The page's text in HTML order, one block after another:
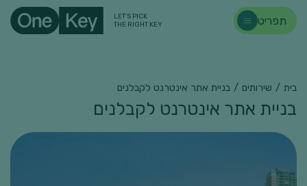
תפריט
LET'S PICK
THE RIGHT KEY
בית / שירותים / בניית אתר אינטרנט לקבלנים
בניית אתר אינטרנט לקבלנים
מה מהות הפרויקט שאתם בונים?